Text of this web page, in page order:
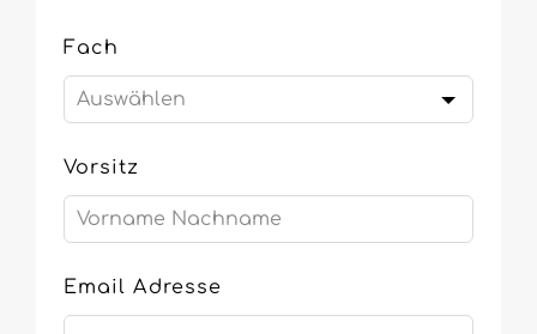
Fach
Vorsitz
Email Adresse